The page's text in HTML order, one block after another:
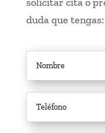
duda que tengas: